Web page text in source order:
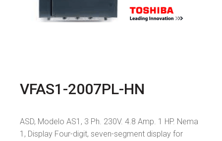
VFAS1-2007PL-HN
ASD, Modelo AS1, 3 Ph. 230V. 4.8 Amp. 1 HP. Nema
1, Display Four-digit, seven-segment display for